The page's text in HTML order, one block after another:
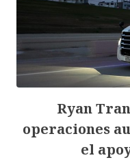
Ryan
operaciones
el